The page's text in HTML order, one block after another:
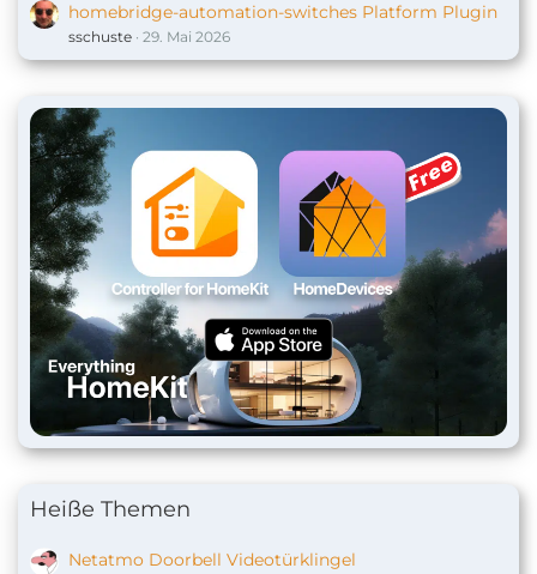
homebridge-automation-switches Platform Plugin
sschuste 29. Mai 2026
Heiße Themen
Netatmo Doorbell Videotürklingel